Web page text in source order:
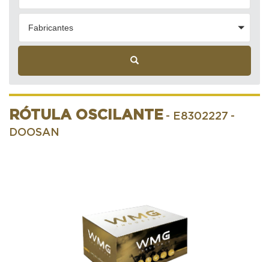
Fabricantes
RÓTULA OSCILANTE - E8302227 -
DOOSAN